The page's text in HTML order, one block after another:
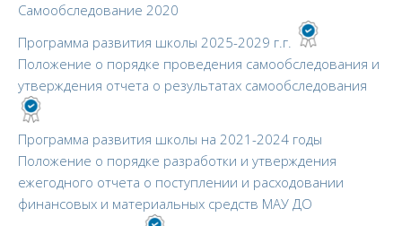
Самообследование 2020
Программа развития школы 2025-2029 г.г.
Положение о порядке проведения самообследования и
утверждения отчета о результатах самообследования
Программа развития школы на 2021-2024 годы
Положение о порядке разработки и утверждения
ежегодного отчета о поступлении и расходовании
финансовых и материальных средств МАУ ДО